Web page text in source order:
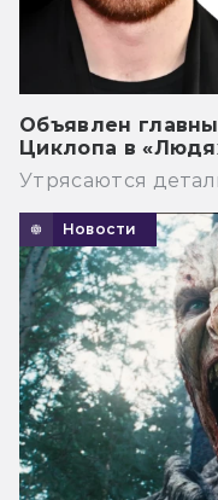
Объявлен
Циклопа в
Утрясаются
Новости